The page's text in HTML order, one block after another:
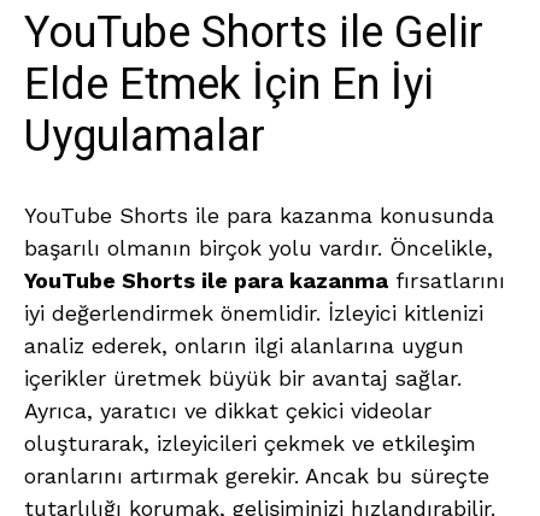
YouTube Shorts ile Gelir
Elde Etmek İçin En İyi
Uygulamalar
YouTube Shorts ile para kazanma konusunda
başarılı olmanın birçok yolu vardır. Öncelikle,
YouTube Shorts ile para kazanma fırsatlarını
iyi değerlendirmek önemlidir. İzleyici kitlenizi
analiz ederek, onların ilgi alanlarına uygun
içerikler üretmek büyük bir avantaj sağlar.
Ayrıca, yaratıcı ve dikkat çekici videolar
oluşturarak, izleyicileri çekmek ve etkileşim
oranlarını artırmak gerekir. Ancak bu süreçte
tutarlılığı korumak, gelişiminizi hızlandırabilir.